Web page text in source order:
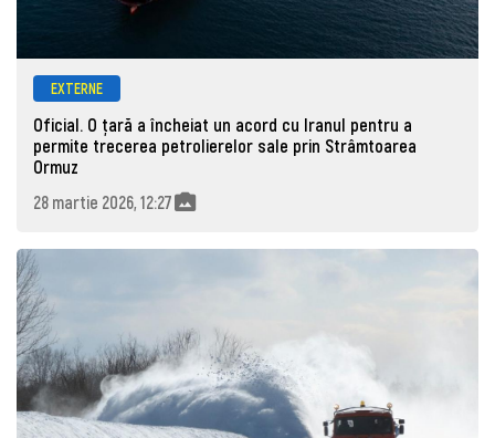
EXTERNE
Oficial. O țară a încheiat un acord cu Iranul pentru a
permite trecerea petrolierelor sale prin Strâmtoarea
Ormuz
28 martie 2026, 12:27